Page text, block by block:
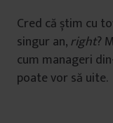
Cred că știm cu
singur an,right?
cum manageri
poate vor să uite.